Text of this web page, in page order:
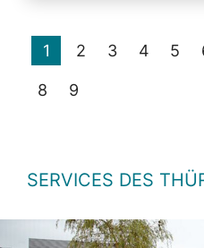
1 2 3 4 5
8 9
SERVICES DES